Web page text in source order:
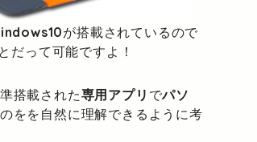
が搭載されているので
だって可能ですよ！
搭載された専用アプリ でパソ
をを自然に理解できるように考